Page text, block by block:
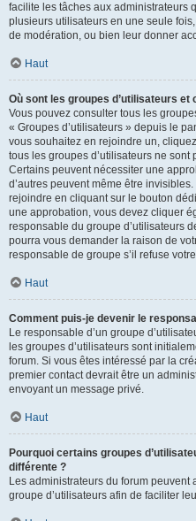
facilite les tâches aux administrateurs
plusieurs utilisateurs en une seule
de modération, ou bien leur donner
Haut
Où sont les groupes d’utilisateurs
Vous pouvez consulter tous les
« Groupes d’utilisateurs » depuis le
vous souhaitez en rejoindre un,
tous les groupes d’utilisateurs ne
Certains peuvent nécessiter une
d’autres peuvent même être
rejoindre en cliquant sur le bouton
une approbation, vous devez cliquer
responsable du groupe d’utilisateurs
pourra vous demander la raison de
responsable de groupe s’il refuse
Haut
Comment puis-je devenir le
Le responsable d’un groupe
les groupes d’utilisateurs sont
forum. Si vous êtes intéressé par la
premier contact devrait être un
envoyant un message privé.
Haut
Pourquoi certains groupes
différente ?
Les administrateurs du forum peuvent
groupe d’utilisateurs afin de faciliter